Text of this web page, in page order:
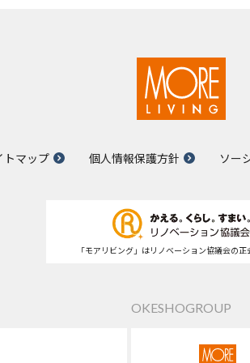
トマップ 個人情報保護方針 ソー
「モアリビング」はリノベーション協議会の正
OKESHOGROUP